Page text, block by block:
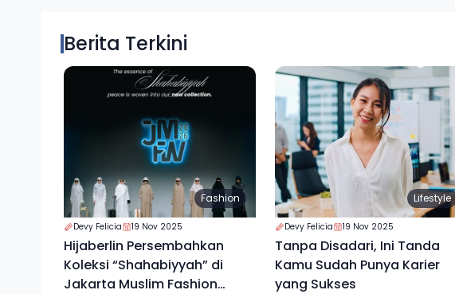
Berita Terkini
Fashion
Devy Felicia 19 Nov 2025
Hijaberlin Persembahkan
Koleksi “Shahabiyyah” di
Jakarta Muslim Fashion
Lifestyle
Devy Felicia 19 Nov 2025
Tanpa Disadari, Ini Tanda
Kamu Sudah Punya Karier
yang Sukses